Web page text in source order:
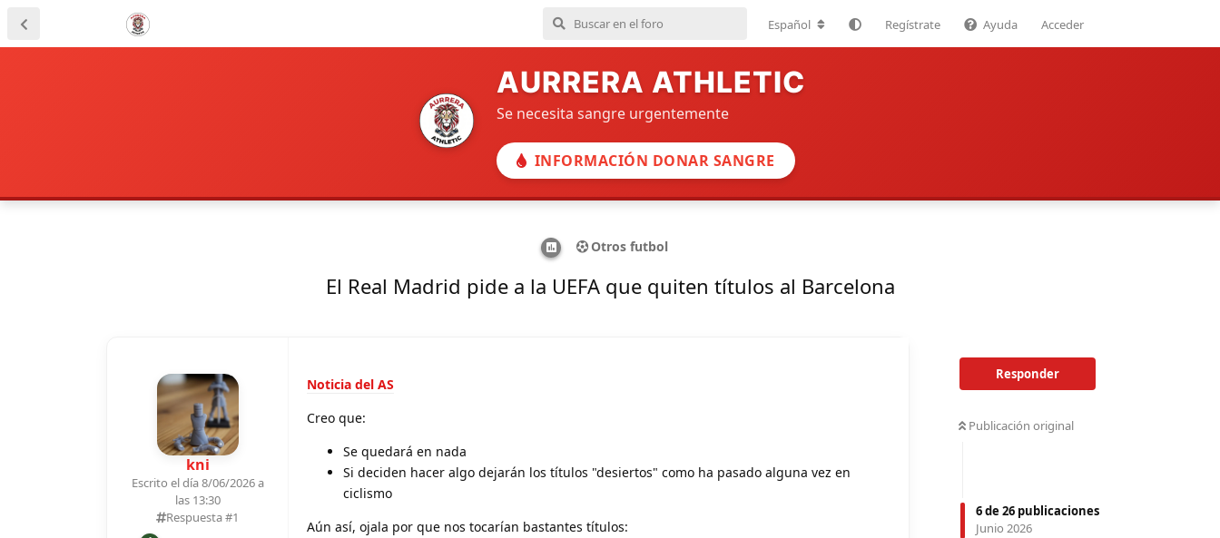
Español Regístrate Ayuda Acceder
AURRERA ATHLETIC
Se necesita sangre urgentemente
INFORMACIÓN DONAR SANGRE
Otros futbol
El Real Madrid pide a la UEFA que quiten títulos al Barcelona
Responder
Publicación original
6de 26 publicaciones
Junio 2026
kni
Escrito el día 8/06/2026 a
las 13:30
Respuesta #1
Noticia del AS
Creo que:
Se quedará en nada
Si deciden hacer algo dejarán los títulos "desiertos" como ha pasado alguna vez en
ciclismo
Aún así, ojala por que nos tocarían bastantes títulos: